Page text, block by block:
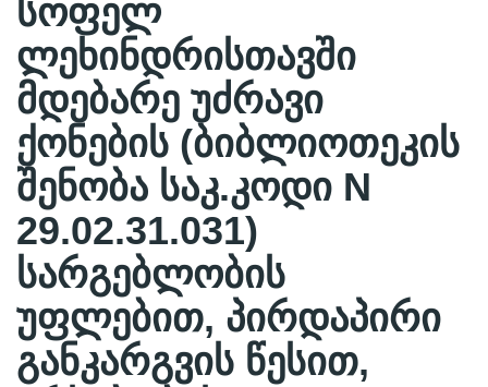
სოფელ
ლეხინდრისთავში
მდებარე უძრავი
ქონების (ბიბლიოთეკის
შენობა საკ.კოდი N
29.02.31.031)
სარგებლობის
უფლებით, პირდაპირი
განკარგვის წესით,